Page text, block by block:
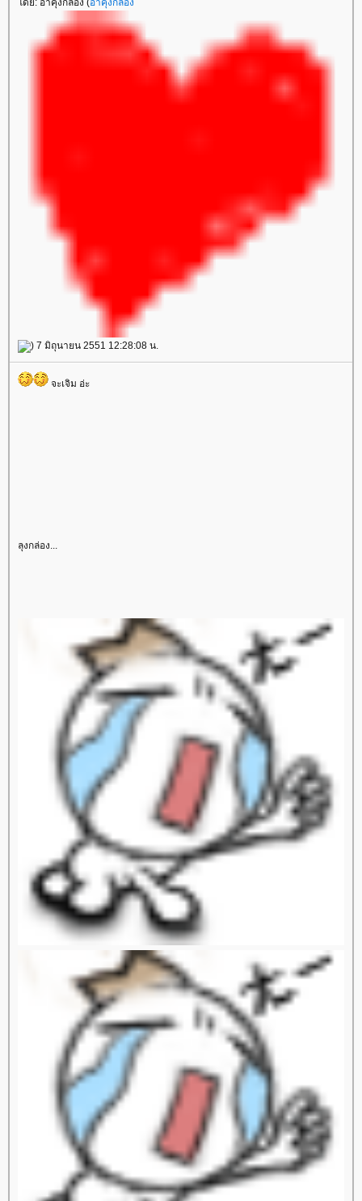
ดย: อาคุงกล่อง (อาคุงกล่อง
) 7 มิถุนายน 2551 12:28:08 น.
จะเจิม อ่ะ
ลุงกล่อง...